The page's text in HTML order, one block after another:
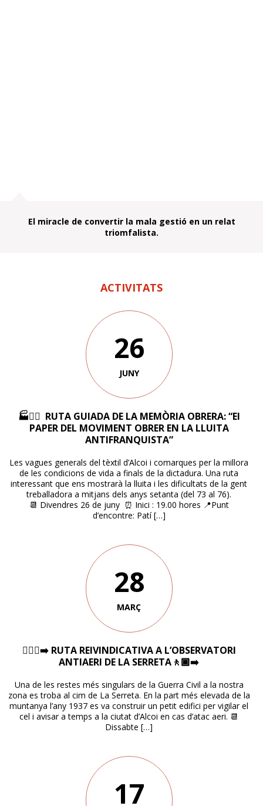
El miracle de convertir la mala gestió en un relat
triomfalista.
ACTIVITATS
26
JUNY
🏭✊🏼 RUTA GUIADA DE LA MEMÒRIA OBRERA: “El
PAPER DEL MOVIMENT OBRER EN LA LLUITA
ANTIFRANQUISTA”
Les vagues generals del tèxtil d’Alcoi i comarques per la millora
de les condicions de vida a finals de la dictadura. Una ruta
interessant que ens mostrarà la lluita i les dificultats de la gent
treballadora a mitjans dels anys setanta (del 73 al 76).
📆 Divendres 26 de juny ⏰ Inici : 19.00 hores 📍Punt
d’encontre: Patí […]
28
MARÇ
🚶🏽‍♀️‍➡️ RUTA REIVINDICATIVA A L’OBSERVATORI
ANTIAERI DE LA SERRETA🚶🏾‍➡️
Una de les restes més singulars de la Guerra Civil a la nostra
zona es troba al cim de La Serreta. En la part més elevada de la
muntanya l’any 1937 es va construir un petit edifici per vigilar el
cel i avisar a temps a la ciutat d’Alcoi en cas d’atac aeri. 📆
Dissabte […]
17